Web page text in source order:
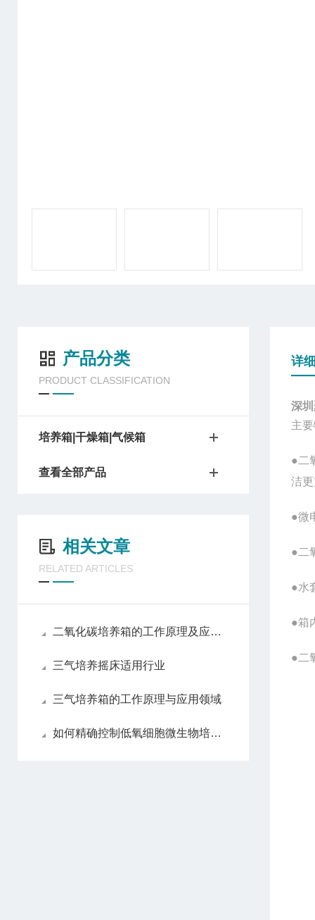
产品分类
PRODUCT CLASSIFICATION
培养箱|干燥箱|气候箱
查看全部产品
相关文章
RELATED ARTICLES
二氧化碳培养箱的工作原理及应用介绍
三气培养摇床适用行业
三气培养箱的工作原理与应用领域
如何精确控制低氧细胞微生物培养箱内的氧气浓度？
详
深
主
●二
洁
●微
●二
●水
●箱
●二